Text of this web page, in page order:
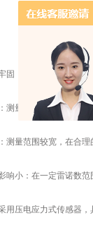
：结构相对简单，没
量精度较高，相对偏
量范围较宽，在合理
小：在一定雷诺数范
压电应力式传感器，